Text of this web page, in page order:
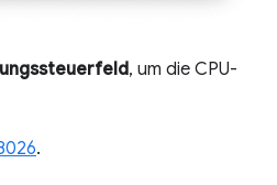
, um die CPU-
.